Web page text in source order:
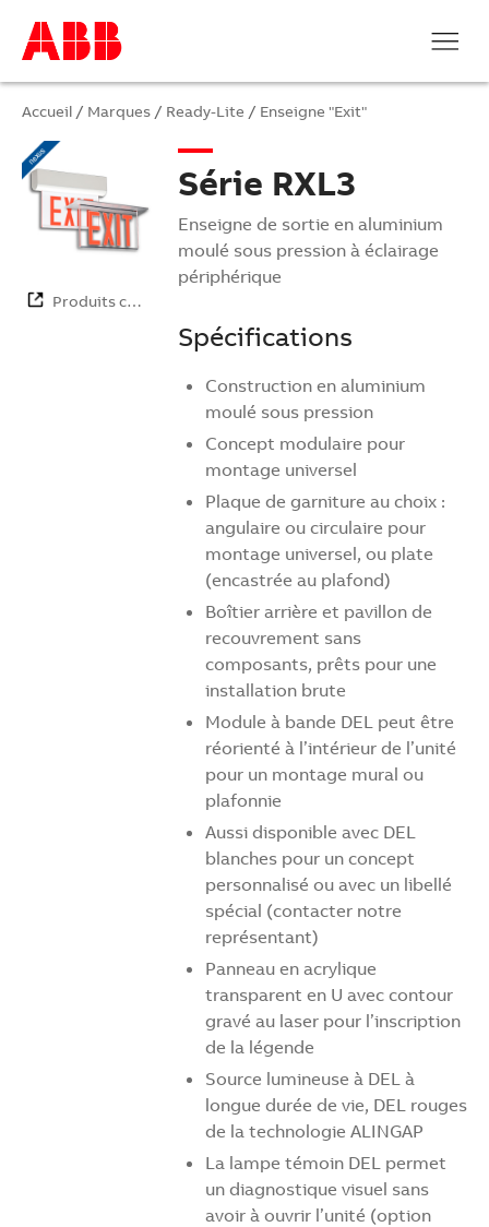
Accueil / Marques / Ready-Lite / Enseigne "Exit"
Produits co…
Série RXL3
Enseigne de sortie en aluminium
moulé sous pression à éclairage
périphérique
Spécifications
Construction en aluminium
moulé sous pression
Concept modulaire pour
montage universel
Plaque de garniture au choix :
angulaire ou circulaire pour
montage universel, ou plate
(encastrée au plafond)
Boîtier arrière et pavillon de
recouvrement sans
composants, prêts pour une
installation brute
Module à bande DEL peut être
réorienté à l’intérieur de l’unité
pour un montage mural ou
plafonnie
Aussi disponible avec DEL
blanches pour un concept
personnalisé ou avec un libellé
spécial (contacter notre
représentant)
Panneau en acrylique
transparent en U avec contour
gravé au laser pour l’inscription
de la légende
Source lumineuse à DEL à
longue durée de vie, DEL rouges
de la technologie ALINGAP
La lampe témoin DEL permet
un diagnostique visuel sans
avoir à ouvrir l’unité (option